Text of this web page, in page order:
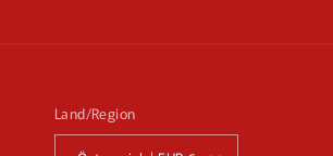
Land/Region